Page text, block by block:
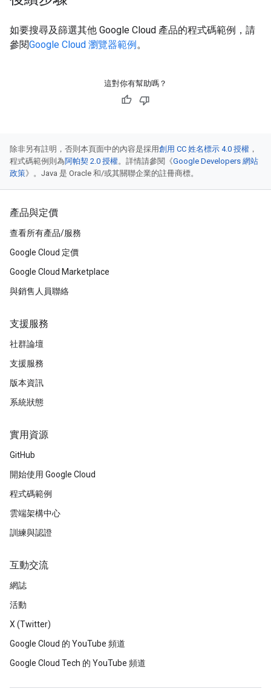
如要搜尋及篩選其他 Google Cloud 產品的程式碼範例，請
參閱Google Cloud 瀏覽器範例。
這對你有幫助嗎？
除非另有註明，否則本頁面中的內容是採用創用 CC 姓名標示 4.0 授權 ，
程式碼範例則為阿帕契 2.0 授權。詳情請參閱《Google Developers 網站
政策》。Java 是 Oracle 和/或其關聯企業的註冊商標。
產品與定價
查看所有產品/服務
Google Cloud 定價
Google Cloud Marketplace
與銷售人員聯絡
支援服務
社群論壇
支援服務
版本資訊
系統狀態
實用資源
GitHub
開始使用 Google Cloud
程式碼範例
雲端架構中心
訓練與認證
互動交流
網誌
活動
X (Twitter)
Google Cloud 的 YouTube 頻道
Google Cloud Tech 的 YouTube 頻道